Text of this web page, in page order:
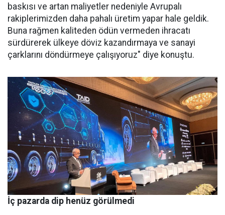
baskısı ve artan maliyetler nedeniyle Avrupalı
rakiplerimiz­den daha pahalı üretim yapar ha­le geldik.
Buna rağmen kaliteden ödün vermeden ihracatı
sürdüre­rek ülkeye döviz kazandırmaya ve sanayi
çarklarını döndürmeye ça­lışıyoruz" diye konuştu.
İç pazarda dip henüz görülmedi